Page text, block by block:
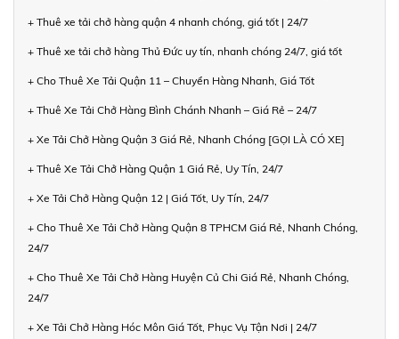
+ Thuê xe tải chở hàng quận 4 nhanh chóng, giá tốt | 24/7
+ Thuê xe tải chở hàng Thủ Đức uy tín, nhanh chóng 24/7, giá tốt
+ Cho Thuê Xe Tải Quận 11 – Chuyển Hàng Nhanh, Giá Tốt
+ Thuê Xe Tải Chở Hàng Bình Chánh Nhanh – Giá Rẻ – 24/7
+ Xe Tải Chở Hàng Quận 3 Giá Rẻ, Nhanh Chóng [GỌI LÀ CÓ XE]
+ Thuê Xe Tải Chở Hàng Quận 1 Giá Rẻ, Uy Tín, 24/7
+ Xe Tải Chở Hàng Quận 12 | Giá Tốt, Uy Tín, 24/7
+ Cho Thuê Xe Tải Chở Hàng Quận 8 TPHCM Giá Rẻ, Nhanh Chóng,
24/7
+ Cho Thuê Xe Tải Chở Hàng Huyện Củ Chi Giá Rẻ, Nhanh Chóng,
24/7
+ Xe Tải Chở Hàng Hóc Môn Giá Tốt, Phục Vụ Tận Nơi | 24/7